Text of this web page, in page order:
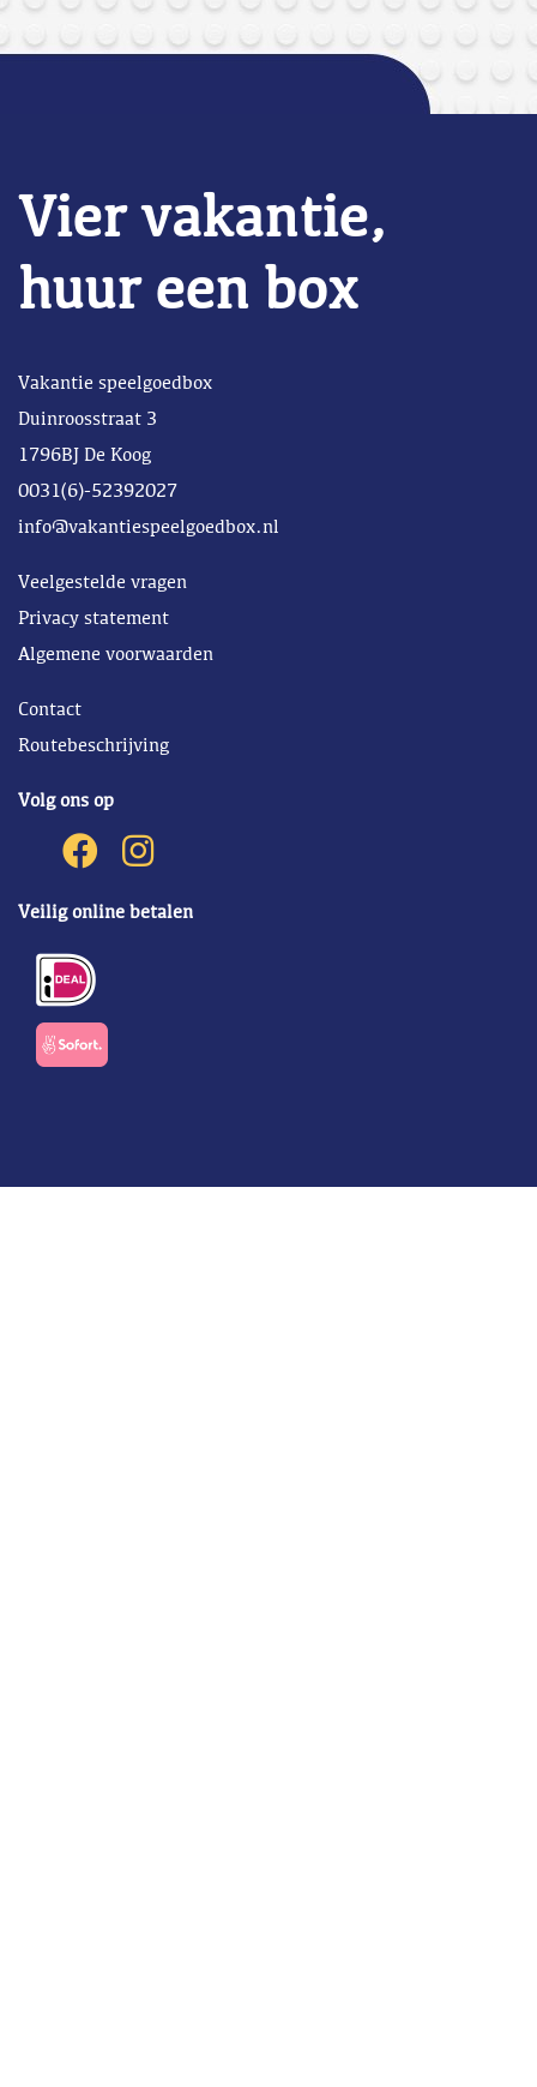
Vier vakantie,
huur een box
Vakantie speelgoedbox
Duinroosstraat 3
1796BJ De Koog
0031(6)-52392027
info@vakantiespeelgoedbox.nl
Veelgestelde vragen
Privacy statement
Algemene voorwaarden
Contact
Routebeschrijving
Volg ons op
Veilig online betalen